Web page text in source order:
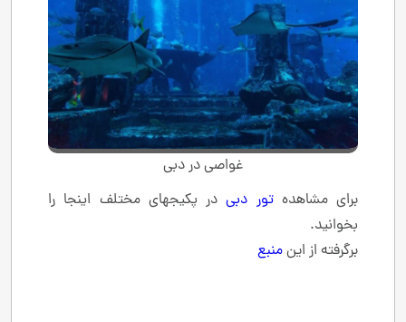
غواصی در دبی
برای مشاهدهتور دبیدر پکیجهای مختلف اینجا را
بخوانید.
برگرفته از اینمنبع